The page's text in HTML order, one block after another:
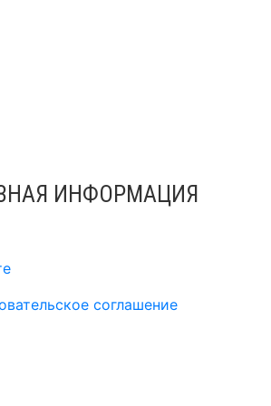
ИНФОРМАЦИЯ
соглашение